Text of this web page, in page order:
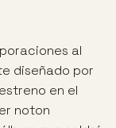
al
diseñado por
en el
noton